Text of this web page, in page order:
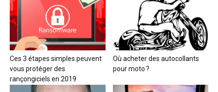
Ces 3 étapes simples peuvent
vous protéger des
rançongiciels en 2019
Où acheter des autocollants
pour moto ?